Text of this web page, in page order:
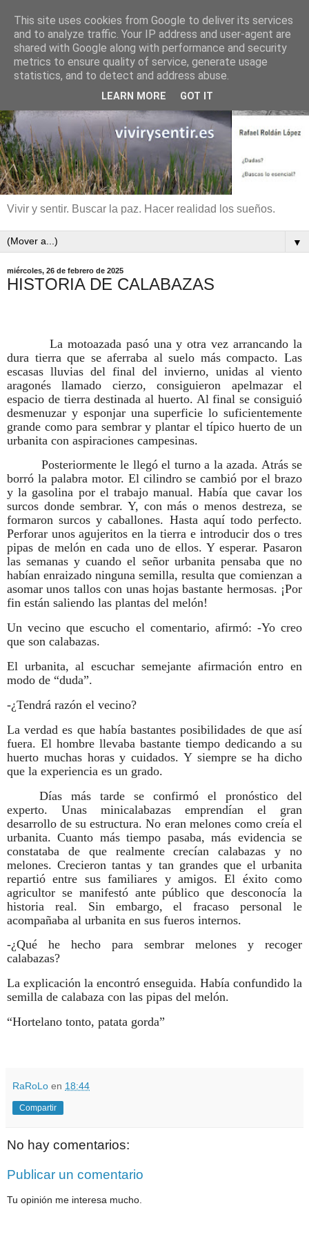
Vivir y sentir. Buscar la paz. Hacer realidad los sueños.
▼
miércoles, 26 de febrero de 2025
HISTORIA DE CALABAZAS
La motoazada pasó una y otra vez arrancando la
dura tierra que se aferraba al suelo más compacto. Las
escasas lluvias del final del invierno, unidas al viento
aragonés llamado cierzo, consiguieron apelmazar el
espacio de tierra destinada al huerto. Al final se consiguió
desmenuzar y esponjar una superficie lo suficientemente
grande como para sembrar y plantar el típico huerto de un
urbanita con aspiraciones campesinas.
Posteriormente le llegó el turno a la azada. Atrás se
borró la palabra motor. El cilindro se cambió por el brazo
y la gasolina por el trabajo manual. Había que cavar los
surcos donde sembrar. Y, con más o menos destreza, se
formaron surcos y caballones. Hasta aquí todo perfecto.
Perforar unos agujeritos en la tierra e introducir dos o tres
pipas de melón en cada uno de ellos. Y esperar. Pasaron
las semanas y cuando el señor urbanita pensaba que no
habían enraizado ninguna semilla, resulta que comienzan a
asomar unos tallos con unas hojas bastante hermosas. ¡Por
fin están saliendo las plantas del melón!
Un vecino que escucho el comentario, afirmó: -Yo creo
que son calabazas.
El urbanita, al escuchar semejante afirmación entro en
modo de “duda”.
-¿Tendrá razón el vecino?
La verdad es que había bastantes posibilidades de que así
fuera. El hombre llevaba bastante tiempo dedicando a su
huerto muchas horas y cuidados. Y siempre se ha dicho
que la experiencia es un grado.
Días más tarde se confirmó el pronóstico del
experto. Unas minicalabazas emprendían el gran
desarrollo de su estructura. No eran melones como creía el
urbanita. Cuanto más tiempo pasaba, más evidencia se
constataba de que realmente crecían calabazas y no
melones. Crecieron tantas y tan grandes que el urbanita
repartió entre sus familiares y amigos. El éxito como
agricultor se manifestó ante público que desconocía la
historia real. Sin embargo, el fracaso personal le
acompañaba al urbanita en sus fueros internos.
-¿Qué he hecho para sembrar melones y recoger
calabazas?
La explicación la encontró enseguida. Había confundido la
semilla de calabaza con las pipas del melón.
“Hortelano tonto, patata gorda”
RaRoLo en 18:44
Compartir
No hay comentarios:
Publicar un comentario
Tu opinión me interesa mucho.
This site uses cookies from Google to deliver its services
and to analyze traffic. Your IP address and user-agent are
shared with Google along with performance and security
metrics to ensure quality of service, generate usage
statistics, and to detect and address abuse.
LEARN MORE GOT IT